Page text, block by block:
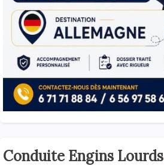
Conduite Engins Lourds